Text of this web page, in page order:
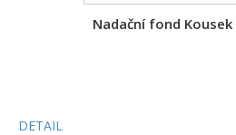
Nadační fond
DETAIL